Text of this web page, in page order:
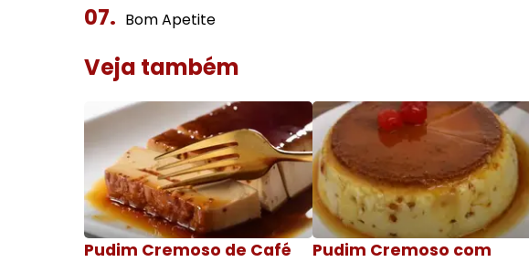
Bom Apetite
Veja também
Pudim Cremoso de Café
Pudim Cremoso com